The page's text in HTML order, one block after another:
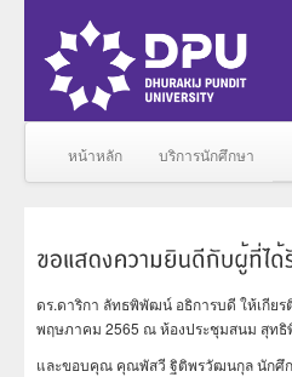
หน้าหลัก บริการนักศึกษา
ดร.ดาริกา ลัทธพิพัฒน์ อธิการบดี ให้เกียร
พฤษภาคม 2565 ณ ห้องประชุมสนม สุท
และขอบคุณ คุณพัสวี ฐิติพรวัฒนกุล นักศึ